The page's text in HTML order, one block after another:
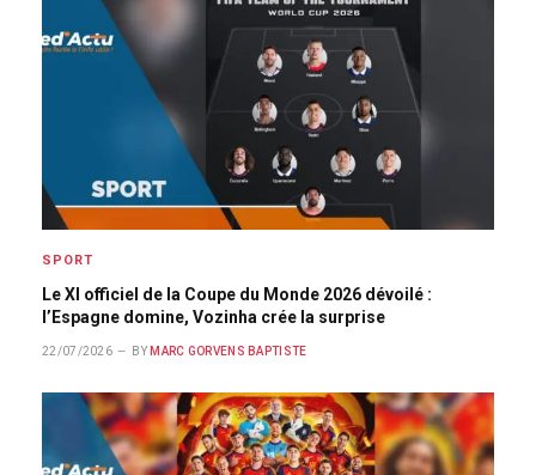
SPORT
Le XI officiel de la Coupe du Monde 2026 dévoilé :
l’Espagne domine, Vozinha crée la surprise
22/07/2026 BY MARC GORVENS BAPTISTE